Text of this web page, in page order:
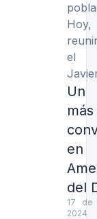
el
en
del
17 de
2024